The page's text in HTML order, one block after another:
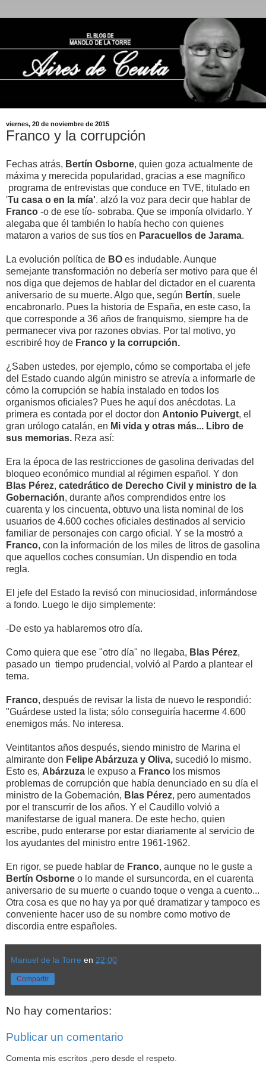
viernes, 20 de noviembre de 2015
Franco y la corrupción
Fechas atrás, Bertín Osborne, quien goza actualmente de
máxima y merecida popularidad, gracias a ese magnífico
programa de entrevistas que conduce en TVE, titulado en
'Tu casa o en la mía'. alzó la voz para decir que hablar de
Franco -o de ese tío- sobraba. Que se imponía olvidarlo. Y
alegaba que él también lo había hecho con quienes
mataron a varios de sus tíos en Paracuellos de Jarama.
La evolución política de BO es indudable. Aunque
semejante transformación no debería ser motivo para que él
nos diga que dejemos de hablar del dictador en el cuarenta
aniversario de su muerte. Algo que, según Bertín, suele
encabronarlo. Pues la historia de España, en este caso, la
que corresponde a 36 años de franquismo, siempre ha de
permanecer viva por razones obvias. Por tal motivo, yo
escribiré hoy de Franco y la corrupción.
¿Saben ustedes, por ejemplo, cómo se comportaba el jefe
del Estado cuando algún ministro se atrevía a informarle de
cómo la corrupción se había instalado en todos los
organismos oficiales? Pues he aquí dos anécdotas. La
primera es contada por el doctor don Antonio Puivergt, el
gran urólogo catalán, en Mi vida y otras más... Libro de
sus memorias. Reza así:
Era la época de las restricciones de gasolina derivadas del
bloqueo económico mundial al régimen español. Y don
Blas Pérez, catedrático de Derecho Civil y ministro de la
Gobernación, durante años comprendidos entre los
cuarenta y los cincuenta, obtuvo una lista nominal de los
usuarios de 4.600 coches oficiales destinados al servicio
familiar de personajes con cargo oficial. Y se la mostró a
Franco, con la información de los miles de litros de gasolina
que aquellos coches consumían. Un dispendio en toda
regla.
El jefe del Estado la revisó con minuciosidad, informándose
a fondo. Luego le dijo simplemente:
-De esto ya hablaremos otro día.
Como quiera que ese "otro día" no llegaba, Blas Pérez,
pasado un tiempo prudencial, volvió al Pardo a plantear el
tema.
Franco, después de revisar la lista de nuevo le respondió:
"Guárdese usted la lista; sólo conseguiría hacerme 4.600
enemigos más. No interesa.
Veintitantos años después, siendo ministro de Marina el
almirante don Felipe Abárzuza y Oliva, sucedió lo mismo.
Esto es, Abárzuza le expuso a Franco los mismos
problemas de corrupción que había denunciado en su día el
ministro de la Gobernación, Blas Pérez, pero aumentados
por el transcurrir de los años. Y el Caudillo volvió a
manifestarse de igual manera. De este hecho, quien
escribe, pudo enterarse por estar diariamente al servicio de
los ayudantes del ministro entre 1961-1962.
En rigor, se puede hablar de Franco, aunque no le guste a
Bertín Osborne o lo mande el sursuncorda, en el cuarenta
aniversario de su muerte o cuando toque o venga a cuento...
Otra cosa es que no hay ya por qué dramatizar y tampoco es
conveniente hacer uso de su nombre como motivo de
discordia entre españoles.
Manuel de la Torre en 22:00
Compartir
No hay comentarios:
Publicar un comentario
Comenta mis escritos ,pero desde el respeto.